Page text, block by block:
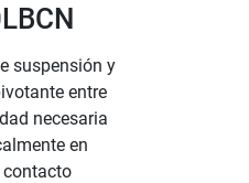
suspensión y
entre
necesaria
en
contacto